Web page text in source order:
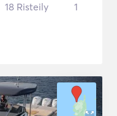
18 Risteily 1